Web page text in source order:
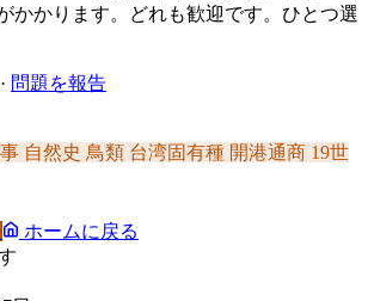
かかります。どれも歓迎です。ひとつ選
· 問題を報告
自然史 鳥類 台湾固有種 開港通商 19世
ホームに戻る